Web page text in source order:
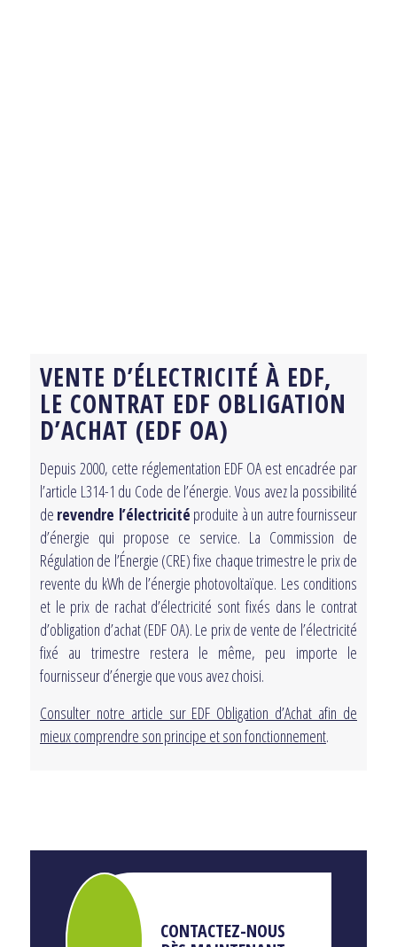
VENTE D’ÉLECTRICITÉ À EDF,
LE CONTRAT EDF OBLIGATION
D’ACHAT (EDF OA)
Depuis 2000, cette réglementation EDF OA est encadrée par
l’article L314-1 du Code de l’énergie. Vous avez la possibilité
de revendre l’électricité produite à un autre fournisseur
d’énergie qui propose ce service. La Commission de
Régulation de l’Énergie (CRE) fixe chaque trimestre le prix de
revente du kWh de l’énergie photovoltaïque. Les conditions
et le prix de rachat d’électricité sont fixés dans le contrat
d’obligation d’achat (EDF OA). Le prix de vente de l’électricité
fixé au trimestre restera le même, peu importe le
fournisseur d’énergie que vous avez choisi.
Consulter notre article sur EDF Obligation d’Achat afin de
mieux comprendre son principe et son fonctionnement.
CONTACTEZ-NOUS